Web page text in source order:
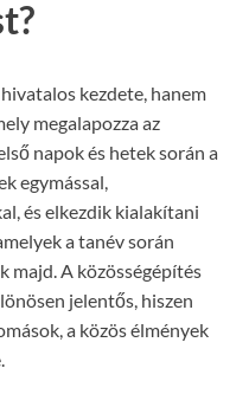
kezdete, hanem
megalapozza az
napok és hetek során a
egymással,
és elkezdik kialakítani
a tanév során
majd. A közösségépítés
jelentős, hiszen
a közös élmények